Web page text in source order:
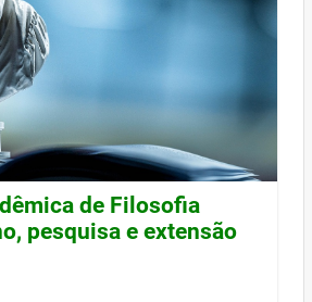
de Filosofia
pesquisa e extensão